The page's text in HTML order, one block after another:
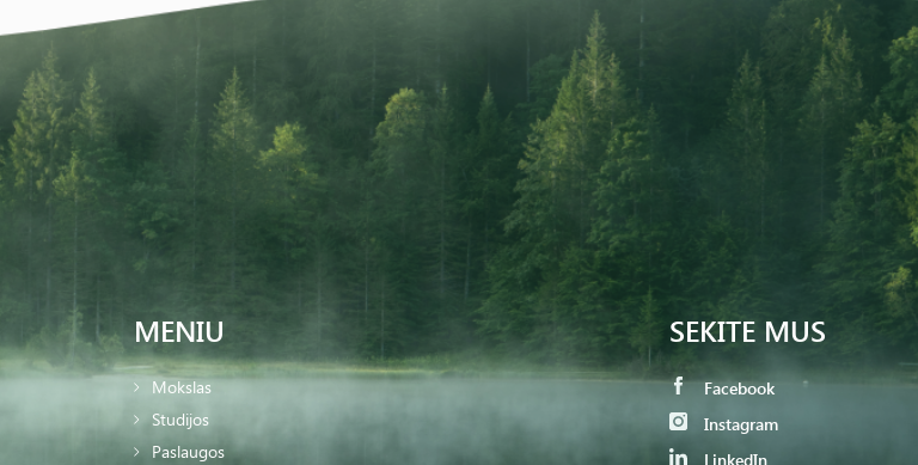
MENIU
Mokslas
Studijos
Paslaugos
SEKITE MUS
Facebook
Instagram
LinkedIn